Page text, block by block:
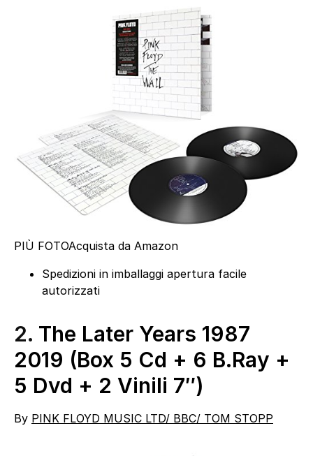
PIÙ FOTOAcquista da Amazon
Spedizioni in imballaggi apertura facile
autorizzati
2. The Later Years 1987
2019 (Box 5 Cd + 6 B.Ray +
5 Dvd + 2 Vinili 7″)
By PINK FLOYD MUSIC LTD/ BBC/ TOM STOPP